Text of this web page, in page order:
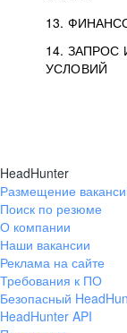
13.
14.
УСЛОВИЙ
HeadHunter
Размещение
Поиск по резюме
О компании
Наши вакансии
Реклама на сайте
Требования к ПО
Безопасный
HeadHunter API